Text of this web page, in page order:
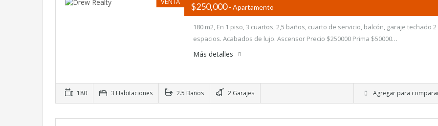
$250,000- Apartamento
180 m2, En 1 piso, 3 cuartos, 2,5 baños, cuarto de servicio, balcón, garaje techado 2
espacios. Acabados de lujo. Ascensor Precio $250000 Prima $50000…
Más detalles
180 3 Habitaciones 2.5 Baños 2 Garajes Agregar para